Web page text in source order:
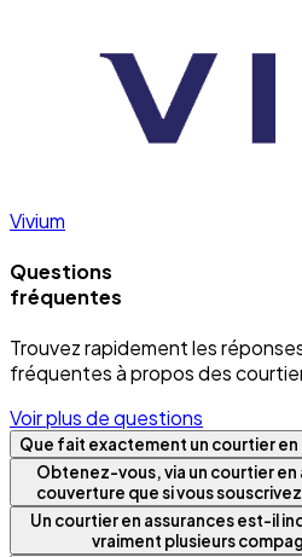
Vivium
Questions
fréquentes
Trouvez rapidement les
fréquentes à propos des
Voir plus de questions
Que fait exactement un courtier en
Obtenez-vous, via un courtier en
couverture que si vous
Un courtier en assurances est-il
vraiment plusieurs